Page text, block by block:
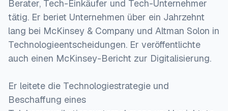
Berater, Tech-Einkäufer und Tech-Unternehmer
tätig. Er beriet Unternehmen über ein Jahrzehnt
lang bei McKinsey & Company und Altman Solon in
Technologieentscheidungen. Er veröffentlichte
auch einen McKinsey-Bericht zur Digitalisierung.
Er leitete die Technologiestrategie und
Beschaffung eines